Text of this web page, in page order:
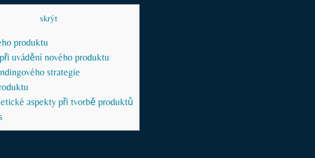
skrýt
produktu
uvádění nového produktu
strategie
aspekty při tvorbě produktů